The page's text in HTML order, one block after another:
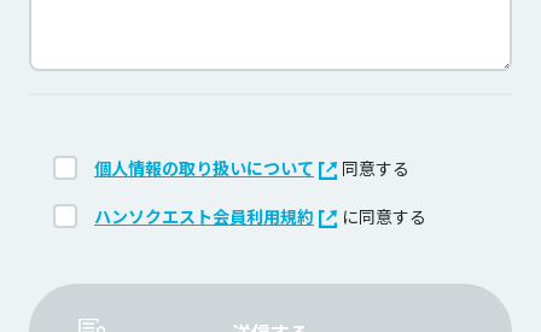
個人情報の取り扱いについて 同意する
ハンソクエスト会員利用規約 に同意する